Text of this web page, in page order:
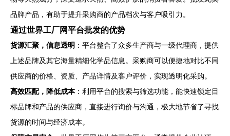
品牌产品，有助于提升采购商的产品档次与客户吸引力。
通过世界工厂网平台批发的优势
货源汇聚，信息透明 ：平台整合了众多生产商与一级代理商，提供
上述品牌及其它海量精细化学品信息。采购商可以便捷地对比不同
供应商的价格、资质、产品详情及客户评价，实现透明化采购。
高效匹配，降低成本：利用平台的搜索与筛选功能，能快速锁定目
标品牌和产品的供应商，直接进行询价与沟通，极大地节省了寻找
货源的时间与经济成本。